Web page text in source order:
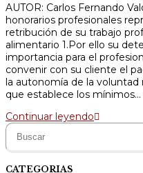
entrada:
la
entrada:
AUTOR: Carlos Fernando
honorarios profesionales
retribución de su trabajo
alimentario 1.Por ello su
importancia para el
convenir con su cliente el
la autonomía de la
que establece los mínimos…
Continuar leyendo
Buscar
CATEGORIAS